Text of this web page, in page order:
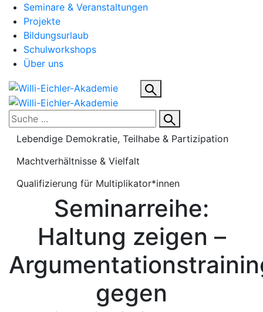
Seminare & Veranstaltungen
Projekte
Bildungsurlaub
Schulworkshops
Über uns
Lebendige Demokratie, Teilhabe & Partizipation
Machtverhältnisse & Vielfalt
Qualifizierung für Multiplikator*innen
Seminarreihe:
Haltung zeigen –
gegen